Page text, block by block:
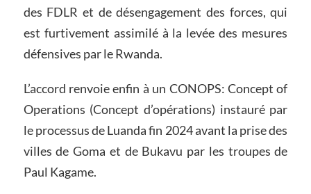
des FDLR et de désengagement des forces, qui
est furtivement assimilé à la levée des mesures
défensives par le Rwanda.
L’accord renvoie enfin à un CONOPS: Concept of
Operations (Concept d’opérations) instauré par
le processus de Luanda fin 2024 avant la prise des
villes de Goma et de Bukavu par les troupes de
Paul Kagame.